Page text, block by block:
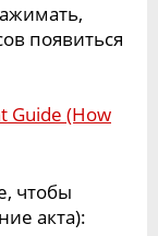
появиться
чтобы
акта):